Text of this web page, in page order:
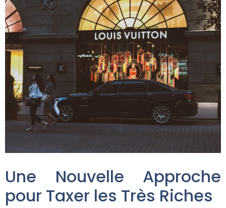
Une Nouvelle Approche
pour Taxer les Très Riches